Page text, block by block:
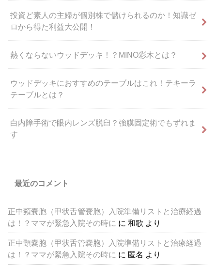
投資ど素人の主婦が個別株で儲けられるのか！知識ゼ
ロから得た利益大公開！
熱くならないウッドデッキ！？MINO彩木とは？
ウッドデッキにおすすめのテーブルはこれ！テキーラ
テーブルとは？
白内障手術で眼内レンズ脱臼？強膜固定術でもずれま
す
最近のコメント
正中頸嚢胞（甲状舌管嚢胞）入院準備リストと治療経過
は！？ママが緊急入院その時に に和歌 より
正中頸嚢胞（甲状舌管嚢胞）入院準備リストと治療経過
は！？ママが緊急入院その時に に 匿名 より